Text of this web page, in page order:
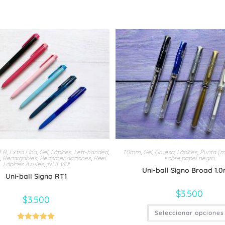
, Extra Fina, Gel, Lápices, Left-handed,
, Recargables, Recomendaciones, Reel
Lápices Azules, ¡NUEVO!
Uni-ball Signo RT1
$3.500
1.0mm, Gel, Gruesa, Lápices, Punta
sobre papel negro
Uni-ball Signo Broad
$3.500
Seleccionar opciones